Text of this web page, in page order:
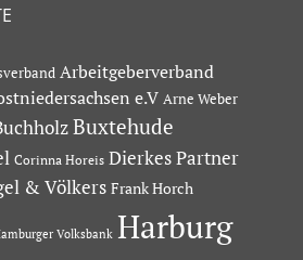
Arbeitgeberverband
e.V Arne Weber
Buxtehude
Corinna Horeis Dierkes Partner
& Völkers Frank Horch
Volksbank Harburg